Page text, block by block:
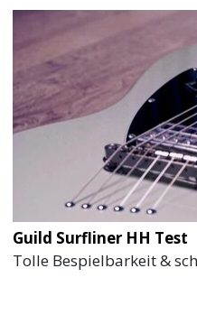
Guild Surfliner HH Test
Tolle Bespielbarkeit &